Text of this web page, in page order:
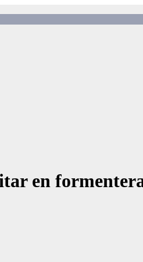
en